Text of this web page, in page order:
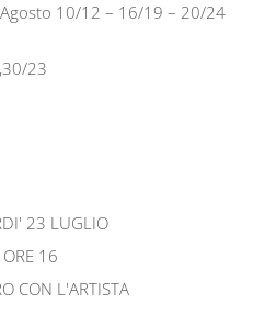
10/12 – 16/19 – 20/24
23
23 LUGLIO
ORE 16
CON L'ARTISTA